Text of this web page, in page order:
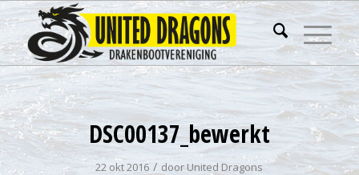
DSC00137_bewerkt
22 okt 2016 / doorUnited Dragons